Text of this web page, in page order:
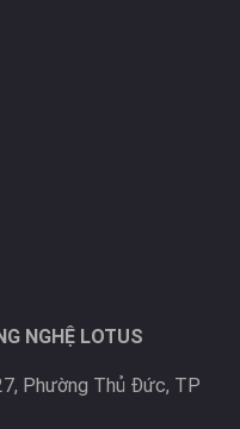
NGHỆ LOTUS
Phường Thủ Đức, TP